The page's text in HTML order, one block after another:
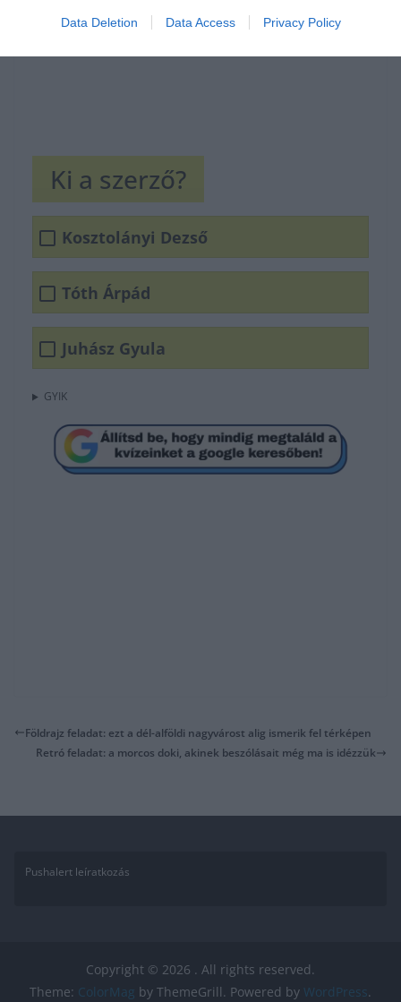
Data Deletion Data Access Privacy Policy
Ki a szerző?
Kosztolányi Dezső
Tóth Árpád
Juhász Gyula
GYIK
Földrajz feladat: ezt a dél-alföldi nagyvárost alig ismerik fel térképen
Retró feladat: a morcos doki, akinek beszólásait még ma is idézzük
Pushalert leíratkozás
Copyright © 2026 . All rights reserved.
Theme: ColorMag by ThemeGrill. Powered by WordPress.